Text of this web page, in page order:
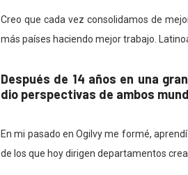
Creo que cada vez consolidamos de
más países haciendo mejor trabajo.
Después de 14 años en una
dio perspectivas de ambos
En mi pasado en Ogilvy me formé,
de los que hoy dirigen departamentos